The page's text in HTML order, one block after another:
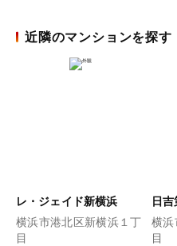
近隣のマンションを探す
レ・ジェイド新横浜
横浜市港北区新横浜１丁
目
日
横浜
目